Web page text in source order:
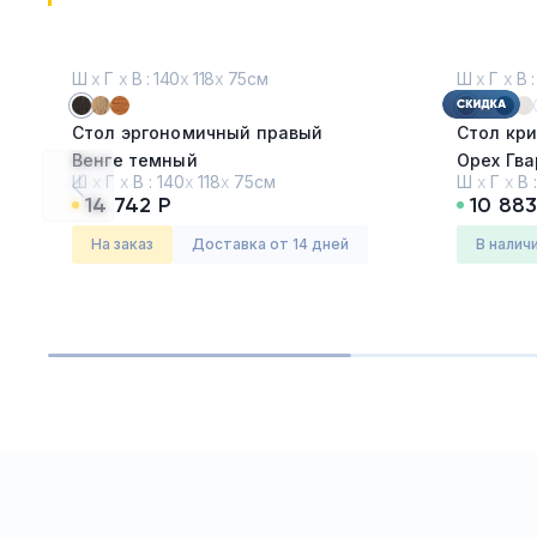
Ш х Г х В : 140х 118х 75см
Стол эргономичный правый
Венге темный
Ш х Г х В : 140х 118х 75см
Серия:Формула
14 742 Р
На заказ Доставка от 14 дней
Ш х Г х В
Стол
Орех
Ш х Г х В :
Серия:
10
в